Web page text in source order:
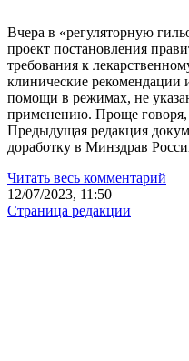
Вчера в «регуляторную
проект постановления
требования к
клинические рекомендации
помощи в режимах, не
применению. Проще говоря,
Предыдущая редакция
доработку в Минздрав
Читать весь комментарий
12/07/2023, 11:50
Страница редакции